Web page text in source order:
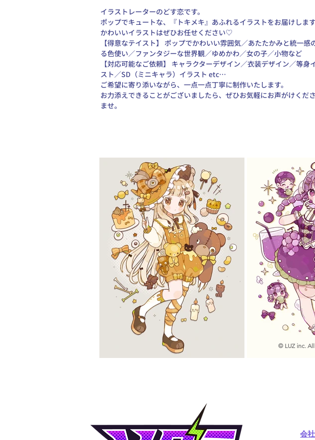
イラストレーターのどす恋です。
ポップでキュートな、『トキメキ』あふれるイラストをお届けします
かわいいイラストはぜひお任せください♡
【得意なテイスト】 ポップでかわいい雰囲気／あたたかみと統一感
る色使い／ファンタジーな世界観／ゆめかわ／女の子／小物など
【対応可能なご依頼】 キャラクターデザイン／衣装デザイン／等身
スト／SD（ミニキャラ）イラスト etc…
ご希望に寄り添いながら、一点一点丁寧に制作いたします。
お力添えできることがございましたら、ぜひお気軽にお声がけくだ
ませ。
© LUZ inc.
会